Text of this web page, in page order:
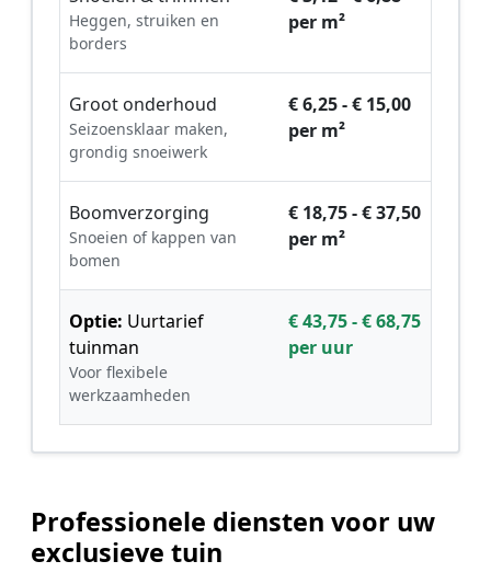
Heggen, struiken en
borders
per m²
Groot onderhoud
Seizoensklaar maken,
grondig snoeiwerk
€ 6,25 - € 15,00
per m²
Boomverzorging
Snoeien of kappen van
bomen
€ 18,75 - € 37,50
per m²
Optie: Uurtarief
tuinman
Voor flexibele
werkzaamheden
€ 43,75 - € 68,75
per uur
Professionele diensten voor uw
exclusieve tuin